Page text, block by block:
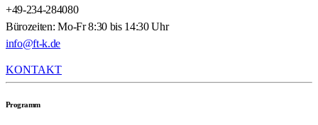
+49-234-284080
Bürozeiten: Mo-Fr 8:30 bis 14:30 Uhr
info@ft-k.de
KONTAKT
Programm